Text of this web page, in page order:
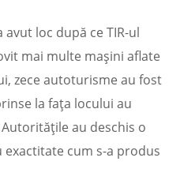
loc după ce TIR-ul
mai multe mașini aflate
zece autoturisme au fost
la fața locului au
au deschis o
cum s-a produs